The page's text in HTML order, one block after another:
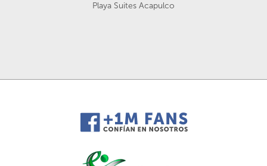
Playa Suites Acapulco